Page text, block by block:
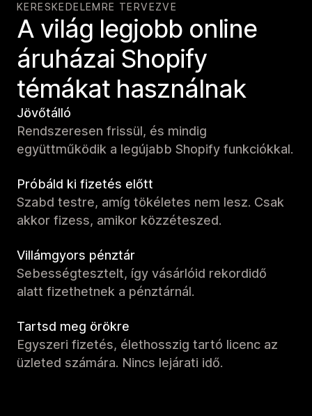
KERESKEDELEMRE TERVEZVE
A világ legjobb online
áruházai Shopify
témákat használnak
Jövőtálló
Rendszeresen frissül, és mindig
együttműködik a legújabb Shopify funkciókkal.
Próbáld ki fizetés előtt
Szabd testre, amíg tökéletes nem lesz. Csak
akkor fizess, amikor közzéteszed.
Villámgyors pénztár
Sebességtesztelt, így vásárlóid rekordidő
alatt fizethetnek a pénztárnál.
Tartsd meg örökre
Egyszeri fizetés, élethosszig tartó licenc az
üzleted számára. Nincs lejárati idő.